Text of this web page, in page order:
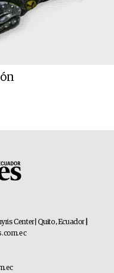
Center | Quito, Ecuador